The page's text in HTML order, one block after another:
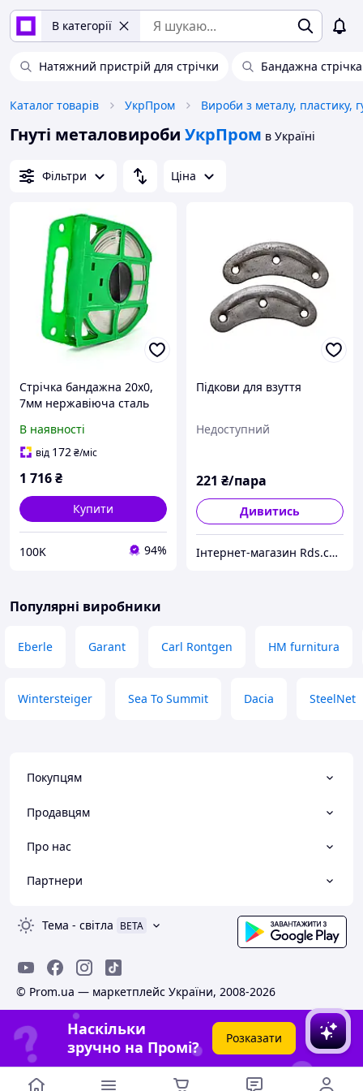
В категорії
Натяжний пристрій для стрічки Бандажна
Каталог товарів УкрПром Вироби з металу, пластику,
Гнуті металовироби УкрПром в Україні
Фільтри Ціна
Стрічка бандажна 20х0,
7мм нержавіюча сталь
Україна
В наявності
від 172₴/міс
1 716₴
Купити
100K 94%
Підкови для взуття
Недоступний
221 ₴/пара
Дивитись
Інтернет-магазин Rds.com.ua Армійське спорядження
Популярні виробники
Eberle Garant Carl Rontgen HM furnitura
Wintersteiger Sea To Summit Dacia SteelNet
Покупцям
Продавцям
Про нас
Партнери
Тема - світла BETA
© Prom.ua — маркетплейс України, 2008-2026
Наскільки
зручно на Промі?
Розказати